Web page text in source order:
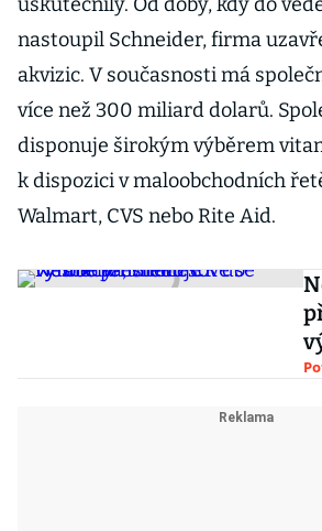
nastoupil Schneider, firma
akvizic. V současnosti má
více než 300 miliard dolarů.
disponuje širokým výběrem
k dispozici v maloobchodních
Walmart, CVS nebo Rite Aid.
z